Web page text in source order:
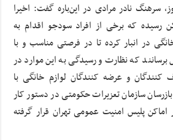
سرهنگ نادر مرادی در این‌باره گفت: اخیرا
رسیده که برخی از افراد سودجو اقدام به
در انبار کرده تا در فرصتی مناسب و با
برسانند که نظارت و رسیدگی به این موارد در
و عرضه کنندگان لوازم خانگی با
سازمان تعزیرات حکومتی در دستور کار
اماکن پلیس امنیت عمومی تهران قرار گرفته